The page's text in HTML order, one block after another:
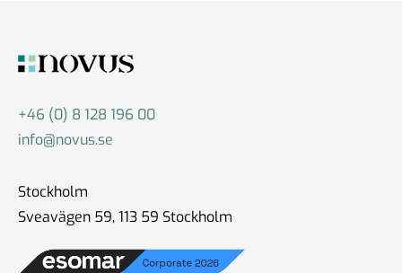
+46 (0) 8 128 196 00
info@novus.se
Stockholm
Sveavägen 59, 113 59 Stockholm